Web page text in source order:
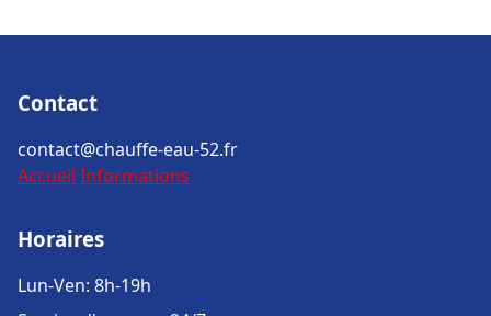
Contact
contact@chauffe-eau-52.fr
Accueil Informations
Horaires
Lun-Ven: 8h-19h